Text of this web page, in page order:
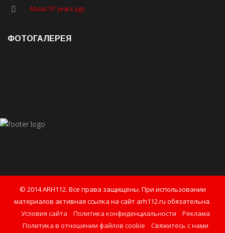
About 57 years ago
ФОТОГАЛЕРЕЯ
© 2014 ARH112. Все права защищены. При использовании
материалов активная ссылка на сайт arh112.ru обязательна.
Условия сайта
Политика конфиденциальности
Реклама
Политика в отношении файлов cookie
Свяжитесь с нами